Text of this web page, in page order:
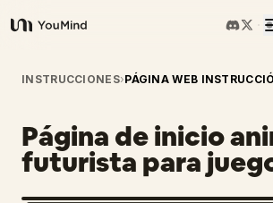
YouMind
Resumen
Casos de uso
Habilidades
INSTRUCCIONES›PÁGINA WEB
Página de inicio
futurista para